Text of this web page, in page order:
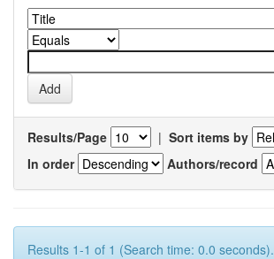
Results/Page | Sort items by
In order
Authors/record
Results 1-1 of 1 (Search time: 0.0 seconds).